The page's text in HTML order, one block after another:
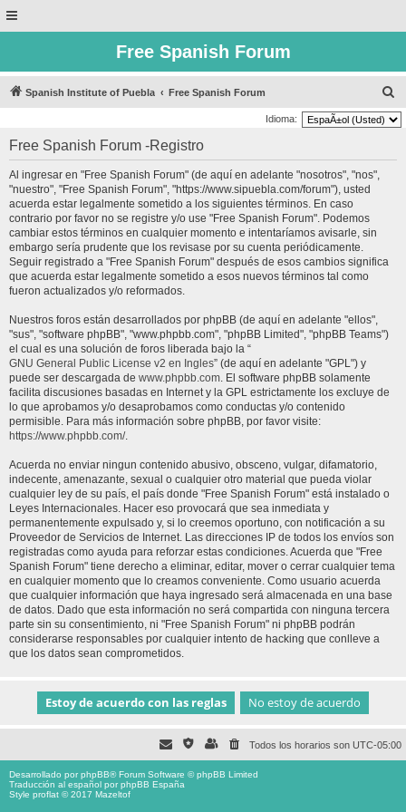
Free Spanish Forum
Spanish Institute of Puebla Free Spanish Forum
u
Idioma:
Free Spanish Forum -Registro
Al ingresar en "Free Spanish Forum" (de aquí en adelante "nosotros", "nos",
"nuestro", "Free Spanish Forum", "https://www.sipuebla.com/forum"), usted
acuerda estar legalmente sometido a los siguientes términos. En caso
contrario por favor no se registre y/o use "Free Spanish Forum". Podemos
cambiar estos términos en cualquier momento e intentaríamos avisarle, sin
embargo sería prudente que los revisase por su cuenta periódicamente.
Seguir registrado a "Free Spanish Forum" después de esos cambios significa
que acuerda estar legalmente sometido a esos nuevos términos tal como
fueron actualizados y/o reformados.
Nuestros foros están desarrollados por phpBB (de aquí en adelante "ellos",
"sus", "software phpBB", "www.phpbb.com", "phpBB Limited", "phpBB Teams")
el cual es una solución de foros liberada bajo la “
GNU General Public License v2 en Ingles” (de aquí en adelante "GPL") y
puede ser descargada de www.phpbb.com. El software phpBB solamente
facilita discusiones basadas en Internet y la GPL estrictamente los excluye de
lo que aprobamos y/o desaprobamos como conductas y/o contenido
permisible. Para más información sobre phpBB, por favor visite:
https://www.phpbb.com/.
Acuerda no enviar ningun contenido abusivo, obsceno, vulgar, difamatorio,
indecente, amenazante, sexual o cualquier otro material que pueda violar
cualquier ley de su país, el país donde "Free Spanish Forum" está instalado o
Leyes Internacionales. Hacer eso provocará que sea inmediata y
permanentemente expulsado y, si lo creemos oportuno, con notificación a su
Proveedor de Servicios de Internet. Las direcciones IP de todos los envíos son
registradas como ayuda para reforzar estas condiciones. Acuerda que "Free
Spanish Forum" tiene derecho a eliminar, editar, mover o cerrar cualquier tema
en cualquier momento que lo creamos conveniente. Como usuario acuerda
que cualquier información que haya ingresado será almacenada en una base
de datos. Dado que esta información no será compartida con ninguna tercera
parte sin su consentimiento, ni "Free Spanish Forum" ni phpBB podrán
considerarse responsables por cualquier intento de hacking que conlleve a
que los datos sean comprometidos.
Todos los horarios son UTC-05:00
Desarrollado porphpBB® Forum Software © phpBB Limited
Traducción al español porphpBB España
Style proflat © 2017 Mazeltof